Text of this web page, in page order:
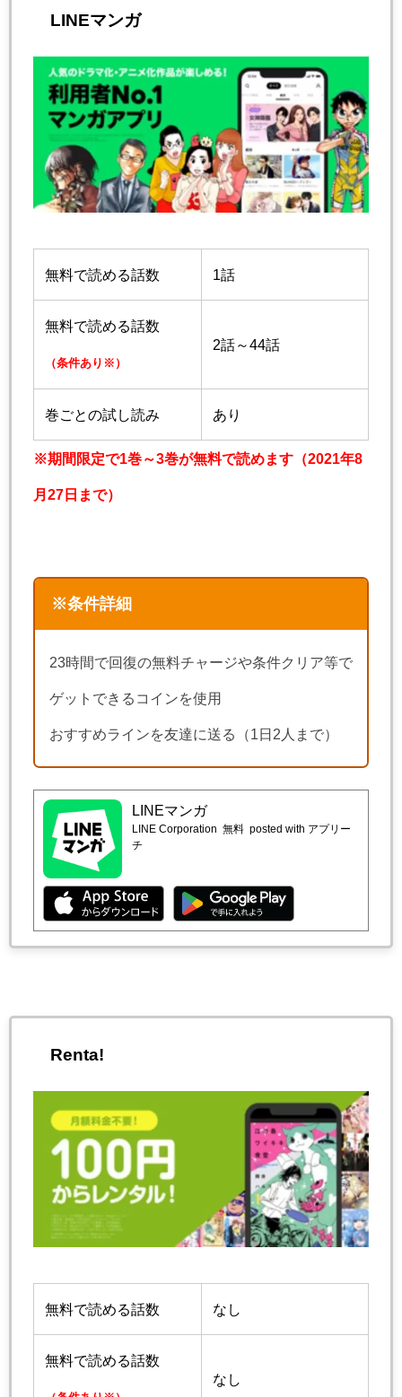
LINEマンガ
無料で読める話数 1話
無料で読める話数
（条件あり※）
2話～44話
巻ごとの試し読み あり
※期間限定で1巻～3巻が無料で読めます（2021年8
月27日まで）
※条件詳細
23時間で回復の無料チャージや条件クリア等で
ゲットできるコインを使用
おすすめラインを友達に送る（1日2人まで）
LINEマンガ
LINE Corporation 無料 posted with アプリー
チ
Renta!
無料で読める話数 なし
無料で読める話数
なし